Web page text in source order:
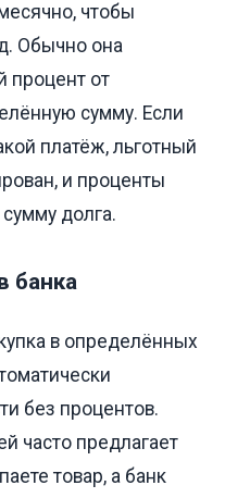
чтобы
Обычно она
процент от
сумму. Если
платёж, льготный
и проценты
долга.
банка
в определённых
без процентов.
часто предлагает
товар, а банк